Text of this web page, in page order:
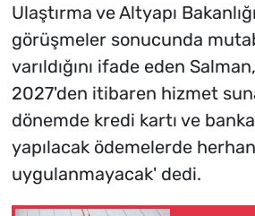
Ulaştırma ve Altyapı
görüşmeler sonucunda
varıldığını ifade eden
2027'den itibaren hizmet
dönemde kredi kartı ve
yapılacak ödemelerde
uygulanmayacak' dedi.